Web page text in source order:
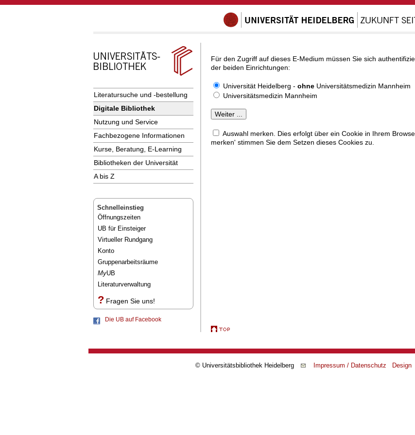
Literatursuche und -bestellung
Digitale Bibliothek
Nutzung und Service
Fachbezogene Informationen
Kurse, Beratung, E-Learning
Bibliotheken der Universität
A bis Z
Schnelleinstieg
Öffnungszeiten
UB für Einsteiger
Virtueller Rundgang
Konto
Gruppenarbeitsräume
MyUB
Literaturverwaltung
? Fragen Sie uns!
Die UB auf Facebook
Für den Zugriff auf dieses E-Medium müssen Sie sich
der beiden Einrichtungen:
Universität Heidelberg - ohne Universitätsmedizin Mannheim
Universitätsmedizin Mannheim
Auswahl merken. Dies erfolgt über ein Cookie in Ihrem
merken' stimmen Sie dem Setzen dieses Cookies zu.
© Universitätsbibliothek Heidelberg Impressum / Datenschutz Design